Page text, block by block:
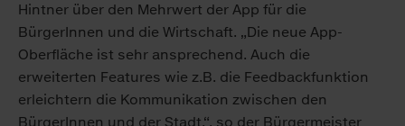
Hintner über den Mehrwert der App für die
BürgerInnen und die Wirtschaft. „Die neue App-
Oberfläche ist sehr ansprechend. Auch die
erweiterten Features wie z.B. die Feedbackfunktion
erleichtern die Kommunikation zwischen den
BürgerInnen und der Stadt.“, so der Bürgermeister